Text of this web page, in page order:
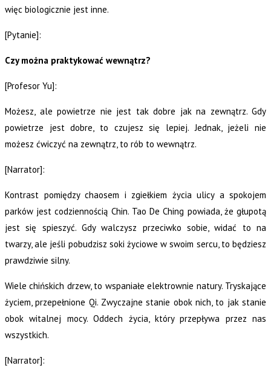
więc biologicznie jest inne.
[Pytanie]:
Czy można praktykować wewnątrz?
[Profesor Yu]:
Możesz, ale powietrze nie jest tak dobre jak na zewnątrz. Gdy
powietrze jest dobre, to czujesz się lepiej. Jednak, jeżeli nie
możesz ćwiczyć na zewnątrz, to rób to wewnątrz.
[Narrator]:
Kontrast pomiędzy chaosem i zgiełkiem życia ulicy a spokojem
parków jest codziennością Chin. Tao De Ching powiada, że głupotą
jest się spieszyć. Gdy walczysz przeciwko sobie, widać to na
twarzy, ale jeśli pobudzisz soki życiowe w swoim sercu, to będziesz
prawdziwie silny.
Wiele chińskich drzew, to wspaniałe elektrownie natury. Tryskające
życiem, przepełnione Qi. Zwyczajne stanie obok nich, to jak stanie
obok witalnej mocy. Oddech życia, który przepływa przez nas
wszystkich.
[Narrator]: